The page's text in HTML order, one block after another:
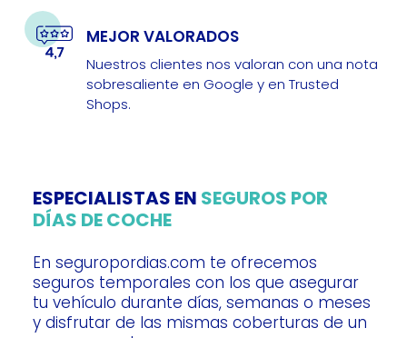
MEJOR VALORADOS
Nuestros clientes nos valoran con una nota
sobresaliente en Google y en Trusted
Shops.
ESPECIALISTAS EN SEGUROS POR
DÍAS DE COCHE
En seguropordias.com te ofrecemos
seguros temporales con los que asegurar
tu vehículo durante días, semanas o meses
y disfrutar de las mismas coberturas de un